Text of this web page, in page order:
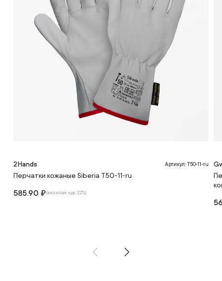
2Hands Артикул: T50-11-ru
Перчатки кожаные Siberia T50-11-ru
585.90 ₽(включая ндс 22%)